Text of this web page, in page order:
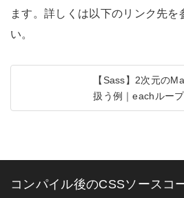
ます。詳しくは以下のリンク先を
い。
【Sass】2次元の
扱う例｜eachルー
コンパイル後のCSSソースコ